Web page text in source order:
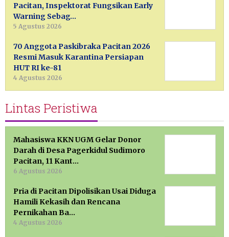
Pacitan, Inspektorat Fungsikan Early
Warning Sebag…
5 Agustus 2026
70 Anggota Paskibraka Pacitan 2026
Resmi Masuk Karantina Persiapan
HUT RI ke-81
4 Agustus 2026
Lintas Peristiwa
Mahasiswa KKN UGM Gelar Donor
Darah di Desa Pagerkidul Sudimoro
Pacitan, 11 Kant…
6 Agustus 2026
Pria di Pacitan Dipolisikan Usai Diduga
Hamili Kekasih dan Rencana
Pernikahan Ba…
4 Agustus 2026